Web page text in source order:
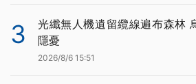
3
光纖無人機遺留纜線遍布森林
隱憂
2026/8/6 15:51